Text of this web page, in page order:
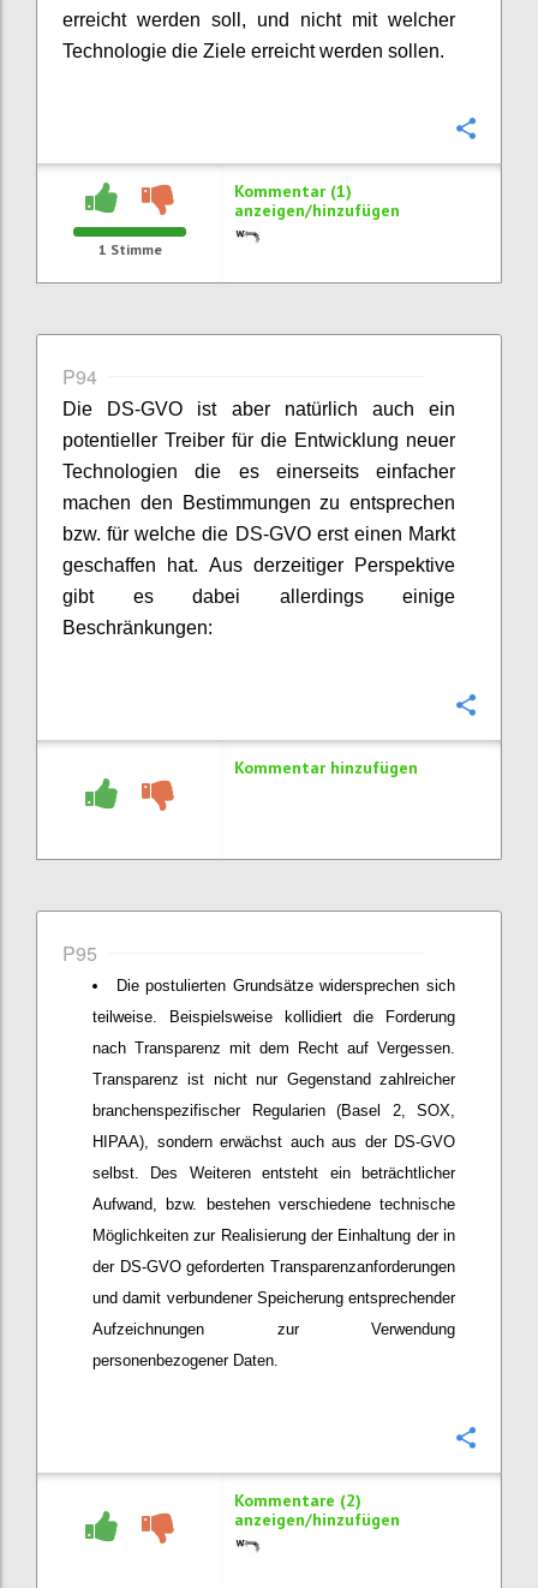
erreicht werden soll, und nicht mit welcher
Technologie die Ziele erreicht werden sollen.
1 Stimme
Kommentar (1)
anzeigen/hinzufügen
P94
Die DS-GVO ist aber natürlich auch ein
potentieller Treiber für die Entwicklung neuer
Technologien die es einerseits einfacher
machen den Bestimmungen zu entsprechen
bzw. für welche die DS-GVO erst einen Markt
geschaffen hat. Aus derzeitiger Perspektive
gibt es dabei allerdings einige
Beschränkungen:
Kommentar hinzufügen
P95
Die postulierten Grundsätze widersprechen sich
teilweise. Beispielsweise kollidiert die Forderung
nach Transparenz mit dem Recht auf Vergessen.
Transparenz ist nicht nur Gegenstand zahlreicher
branchenspezifischer Regularien (Basel 2, SOX,
HIPAA), sondern erwächst auch aus der DS-GVO
selbst. Des Weiteren entsteht ein beträchtlicher
Aufwand, bzw. bestehen verschiedene technische
Möglichkeiten zur Realisierung der Einhaltung der in
der DS-GVO geforderten Transparenzanforderungen
und damit verbundener Speicherung entsprechender
Aufzeichnungen zur Verwendung
personenbezogener Daten.
Kommentare (2)
anzeigen/hinzufügen